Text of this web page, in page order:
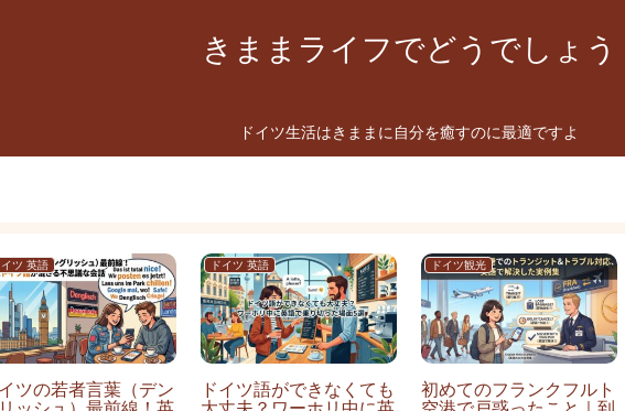
ドイツ生活はきままに自分を癒すのに最適ですよ
きままライフでどうでしょう
イツ 英語
ツの若者言葉（デン
ドイツ 英語
ドイツ語ができなくても
ドイツ観光
初めてのフランクフルト